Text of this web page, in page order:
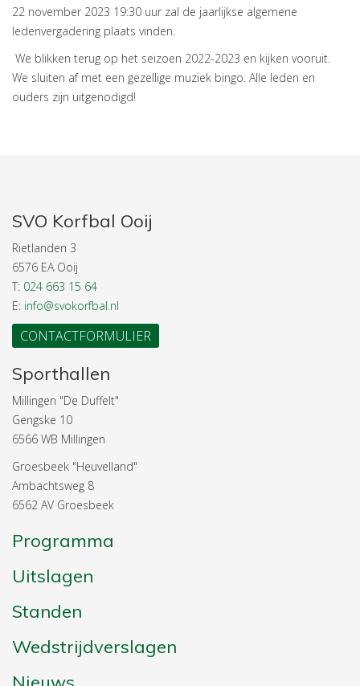
22 november 2023 19:30 uur zal de jaarlijkse algemene
ledenvergadering plaats vinden.
We blikken terug op het seizoen 2022-2023 en kijken vooruit.
We sluiten af met een gezellige muziek bingo. Alle leden en
ouders zijn uitgenodigd!
SVO Korfbal Ooij
Rietlanden 3
6576 EA Ooij
T: 024 663 15 64
E: info@svokorfbal.nl
CONTACTFORMULIER
Sporthallen
Millingen "De Duffelt"
Gengske 10
6566 WB Millingen
Groesbeek "Heuvelland"
Ambachtsweg 8
6562 AV Groesbeek
Programma
Uitslagen
Standen
Wedstrijdverslagen